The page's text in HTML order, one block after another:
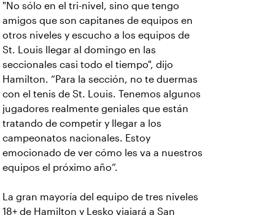
"No sólo en el tri-nivel, sino que tengo
amigos que son capitanes de equipos en
otros niveles y escucho a los equipos de
St. Louis llegar al domingo en las
seccionales casi todo el tiempo", dijo
Hamilton. “Para la sección, no te duermas
con el tenis de St. Louis. Tenemos algunos
jugadores realmente geniales que están
tratando de competir y llegar a los
campeonatos nacionales. Estoy
emocionado de ver cómo les va a nuestros
equipos el próximo año”.
La gran mayoría del equipo de tres niveles
18+ de Hamilton y Lesko viajará a San